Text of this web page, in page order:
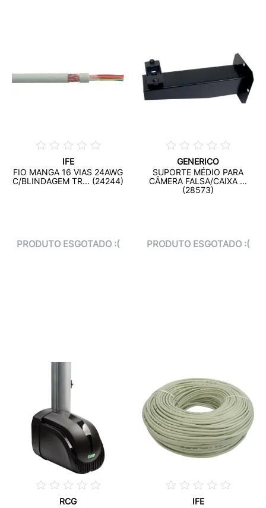
IFE
FIO MANGA 16 VIAS 24AWG
C/BLINDAGEM TR... (24244)
PRODUTO ESGOTADO :(
GENERICO
SUPORTE MÉDIO PARA
CÂMERA FALSA/CAIXA ...
(28573)
PRODUTO ESGOTADO :(
RCG
IFE